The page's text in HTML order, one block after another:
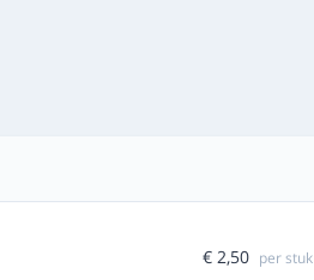
€ 2,50 per stuk